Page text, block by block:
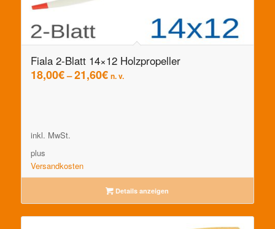
Fiala 2-Blatt 14×12 Holzpropeller
18,00€–21,60€ n. v.
inkl. MwSt.
plus
Versandkosten
Details anzeigen